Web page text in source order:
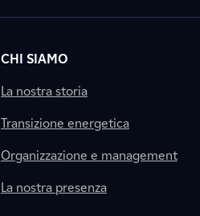
CHI SIAMO
La nostra storia
Transizione energetica
Organizzazione e management
La nostra presenza